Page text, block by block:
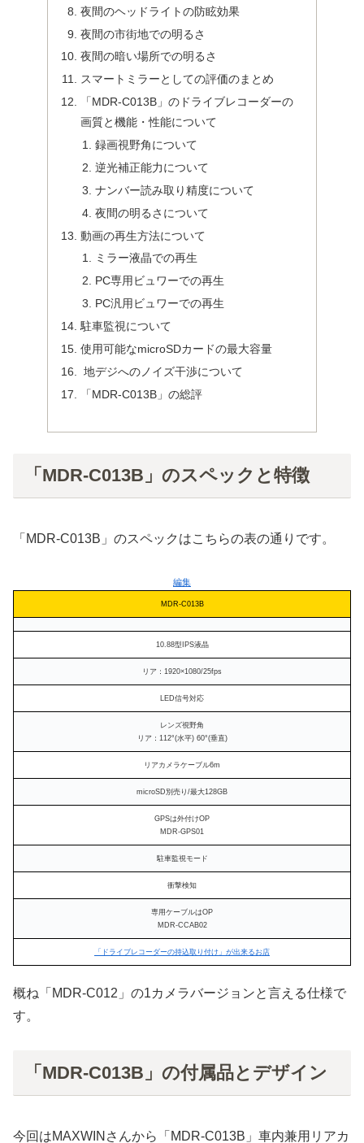
夜間のヘッドライトの防眩効果
夜間の市街地での明るさ
夜間の暗い場所での明るさ
スマートミラーとしての評価のまとめ
「MDR-C013B」のドライブレコーダーの
画質と機能・性能について
録画視野角について
逆光補正能力について
ナンバー読み取り精度について
夜間の明るさについて
動画の再生方法について
ミラー液晶での再生
PC専用ビュワーでの再生
PC汎用ビュワーでの再生
駐車監視について
使用可能なmicroSDカードの最大容量
地デジへのノイズ干渉について
「MDR-C013B」の総評
「MDR-C013B」のスペックと特徴
「MDR-C013B」のスペックはこちらの表の通りです。
編集
MDR-C013B
10.88型IPS液晶
リア：1920×1080/25fps
LED信号対応
レンズ視野角
リア：112°(水平) 60°(垂直)
リアカメラケーブル6m
microSD別売り/最大128GB
GPSは外付けOP
MDR-GPS01
駐車監視モード
衝撃検知
専用ケーブルはOP
MDR-CCAB02
「ドライブレコーダーの持込取り付け」が出来るお店
概ね「MDR-C012」の1カメラバージョンと言える仕様で
す。
「MDR-C013B」の付属品とデザイン
今回はMAXWINさんから「MDR-C013B」車内兼用リアカ